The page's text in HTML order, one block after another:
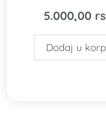
5.000,00
Dodaj u